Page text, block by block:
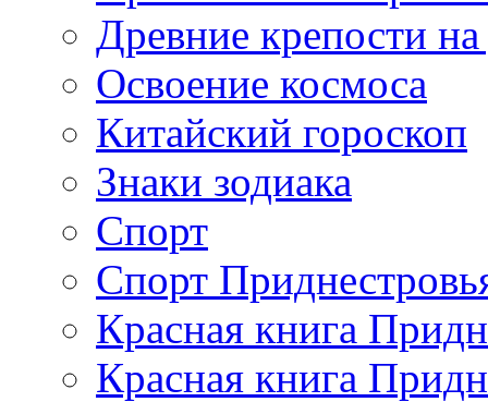
Древние крепости
Освоение космоса
Китайский гороскоп
Знаки зодиака
Спорт
Спорт
Красная книга
Красная книга